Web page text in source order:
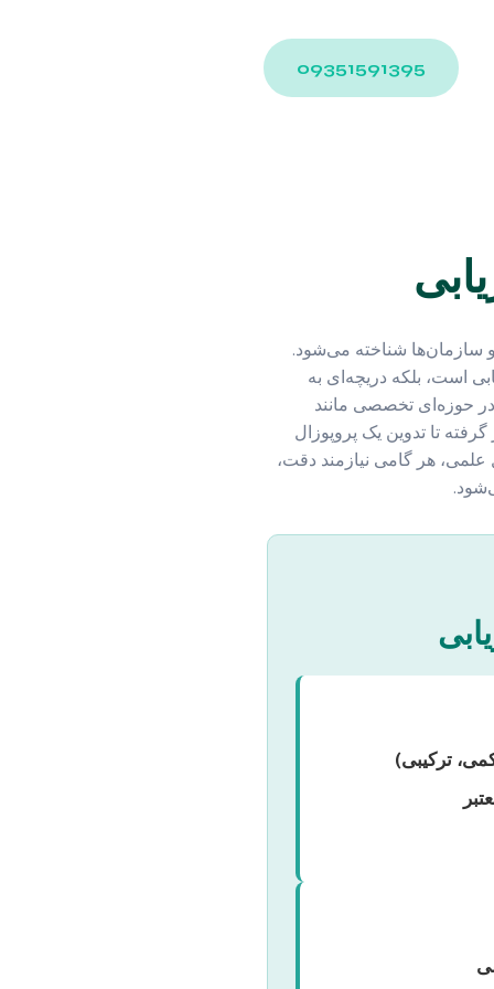
09351591395
و سازمان‌ها شناخته می‌شود.
است، بلکه دریچه‌ای به
حوزه‌ای تخصصی مانند
تا تدوین یک پروپوزال
هر گامی نیازمند دقت،
ترکیبی)